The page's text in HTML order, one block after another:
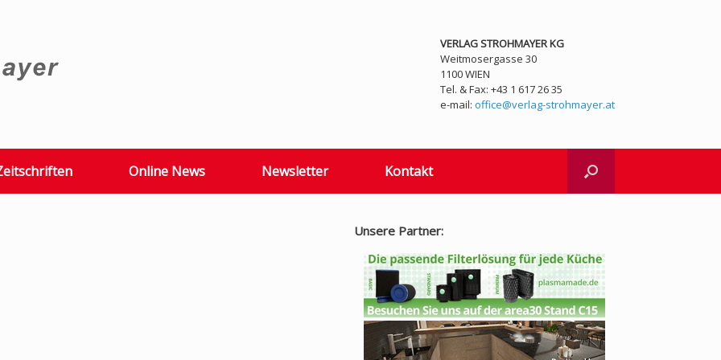
VERLAG STROHMAYER KG
Weitmosergasse 30
1100 WIEN
Tel. & Fax: +43 1 617 26 35
e-mail: office@verlag-strohmayer.at
Online News Newsletter Kontakt
Unsere Partner: